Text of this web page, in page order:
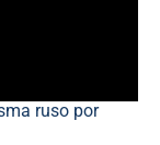
ruso por